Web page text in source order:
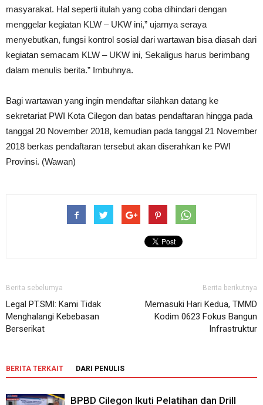
masyarakat. Hal seperti itulah yang coba dihindari dengan
menggelar kegiatan KLW – UKW ini,” ujarnya seraya
menyebutkan, fungsi kontrol sosial dari wartawan bisa diasah dari
kegiatan semacam KLW – UKW ini, Sekaligus harus berimbang
dalam menulis berita.” Imbuhnya.
Bagi wartawan yang ingin mendaftar silahkan datang ke
sekretariat PWI Kota Cilegon dan batas pendaftaran hingga pada
tanggal 20 November 2018, kemudian pada tanggal 21 November
2018 berkas pendaftaran tersebut akan diserahkan ke PWI
Provinsi. (Wawan)
Berita sebelumya
Legal PT.SMI: Kami Tidak
Menghalangi Kebebasan
Berserikat
Berita berikutnya
Memasuki Hari Kedua, TMMD
Kodim 0623 Fokus Bangun
Infrastruktur
BERITA TERKAIT DARI PENULIS
BPBD Cilegon Ikuti Pelatihan dan Drill